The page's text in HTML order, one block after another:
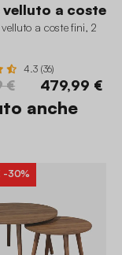
velluto a coste
a coste fini, 2
4.3 (36)
€ 479,99 €
anche
-30%